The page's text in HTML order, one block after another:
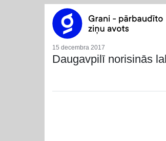
15 decembra 2017
Daugavpilī norisinās